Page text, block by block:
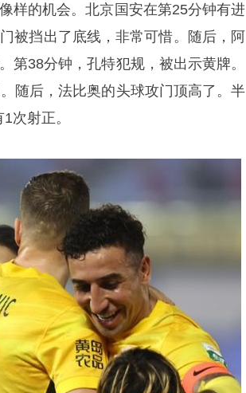
样的机会。北京国安在第25分钟有进
被挡出了底线，非常可惜。随后，阿
第38分钟，孔特犯规，被出示黄牌。
随后，法比奥的头球攻门顶高了。半
次射正。